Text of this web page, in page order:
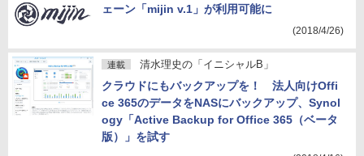
ェーン「mijin v.1」が利用可能に
(2018/4/26)
連載 清水理史の「イニシャルB」
クラウドにもバックアップを！ 法人向けOffi
ce 365のデータをNASにバックアップ、Synol
ogy「Active Backup for Office 365（ベータ
版）」を試す